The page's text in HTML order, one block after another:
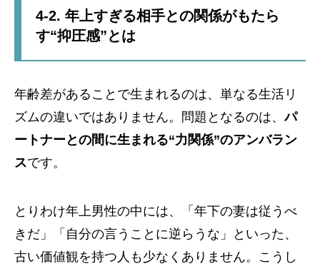
4-2. 年上すぎる相手との関係がもたら
す“抑圧感”とは
年齢差があることで生まれるのは、単なる生活リ
ズムの違いではありません。問題となるのは、パ
ートナーとの間に生まれる“力関係”のアンバラン
スです。
とりわけ年上男性の中には、「年下の妻は従うべ
きだ」「自分の言うことに逆らうな」といった、
古い価値観を持つ人も少なくありません。こうし